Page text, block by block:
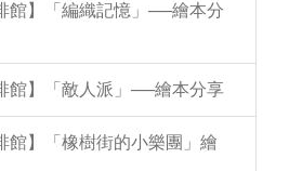
館】「編織記憶」──繪本分
館】「敵人派」──繪本分享
館】「橡樹街的小樂團」繪